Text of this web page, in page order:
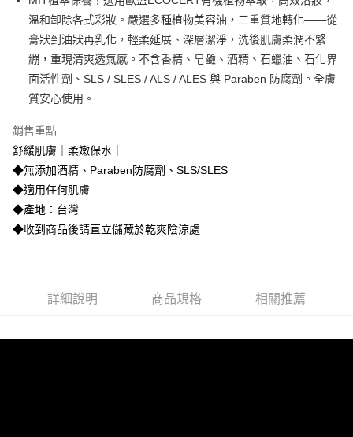
【繳款方式說明】
1.分期款項不併入電信帳單，「大哥付你分期」於每月結算日後寄送繳費提
醒簡訊。
帳／街口支付／iPASS MONEY」等通路繳費。
【注意事項】
1.本服務係由「台灣大哥大股份有限公司」（以下簡稱本公司）所提供，讓
買賣價金債權讓與本公司後，依約使用本公司帳單繳交帳款。
2.基於同意付款使用「大哥付你分期」之契約關係目的，商店將以您的個人
資料（包含姓名、電話或地址）提供予台灣大哥大進項蒐集、處理及利用，
由本公司與您本人進行分期帳單所需資料之確認、核對及更正。
3.完整用戶服務條款，請詳閱以下連結：
運送方式
全家取貨付款
每筆NT$100，滿NT$3,500(含以上)免運費
付款後全家取貨
每筆NT$100，滿NT$3,500(含以上)免運費
7-11取貨付款
每筆NT$100，滿NT$3,500(含以上)免運費
付款後7-11取貨
每筆NT$100，滿NT$3,500(含以上)免運費
宅配
每筆NT$100，滿NT$5,000(含以上)免運費
海外配送(運費為估算提供參考用，下單前請私訊官方LINE查看運費
溫和卸除各式彩妝。嚴選多種植物美容油，三重質地轉化——從
膏狀到油狀再乳化，輕柔延展、深層潔淨，洗後肌膚柔潤不緊
繃，重現清爽透氣感。不含香精、皂鹼、酒精、石蠟油、石化界
面活性劑、SLS / SLES / ALS / ALES 與 Paraben 防腐劑。全膚
質安心使用。
銷售重點
舒緩肌膚｜柔嫩保水｜
◆無添加酒精、Paraben防腐劑、SLS/SLES
◆適用任何肌膚
◆產地：台灣
◆收到商品後請直立儲藏於乾爽陰涼處
詳細說明 商品規格 相關推薦